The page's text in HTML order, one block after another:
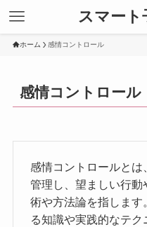
スマート
ホーム 感情コントロール
感情コントロール
感情コントロールとは
管理し、望ましい行
術や方法論を指しま
る知識や実践的なテ